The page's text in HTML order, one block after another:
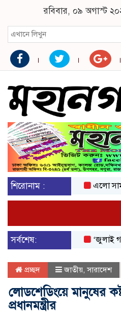
রবিবার, ০৯ অগাস্ট
শিরোনাম : এলো সাম্য
সর্বশেষ:
‘জুলাই
প্রচ্ছদ জাতীয়,সারাদেশ
লোডশেডিংয়ে মানুষের
প্রধানমন্ত্রীর